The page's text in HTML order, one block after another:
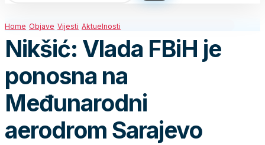
Home Objave Vijesti Aktuelnosti
Nikšić: Vlada FBiH je
ponosna na
Međunarodni
aerodrom Sarajevo